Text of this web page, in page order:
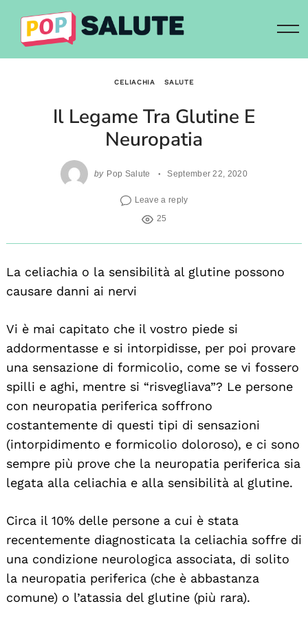
content
CELIACHIA SALUTE
Il Legame Tra Glutine E
Neuropatia
by Pop Salute September 22, 2020
Leave a reply
25
La celiachia o la sensibilità al glutine possono
causare danni ai nervi
Vi è mai capitato che il vostro piede si
addormentasse e si intorpidisse, per poi provare
una sensazione di formicolio, come se vi fossero
spilli e aghi, mentre si “risvegliava”? Le persone
con neuropatia periferica soffrono
costantemente di questi tipi di sensazioni
(intorpidimento e formicolio doloroso), e ci sono
sempre più prove che la neuropatia periferica sia
legata alla celiachia e alla sensibilità al glutine.
Circa il 10% delle persone a cui è stata
recentemente diagnosticata la celiachia soffre di
una condizione neurologica associata, di solito
la neuropatia periferica (che è abbastanza
comune) o l’atassia del glutine (più rara).